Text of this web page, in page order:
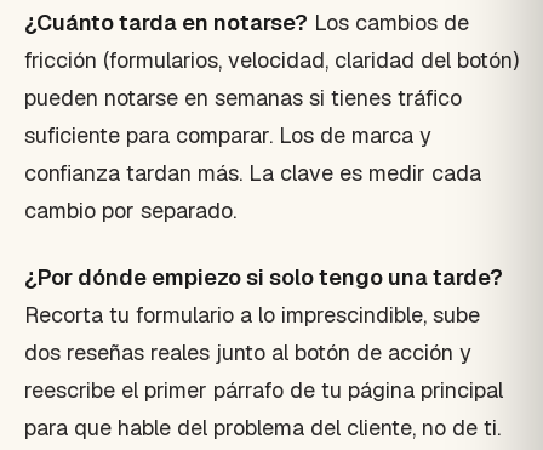
¿Cuánto tarda en notarse? Los cambios de
fricción (formularios, velocidad, claridad del botón)
pueden notarse en semanas si tienes tráfico
suficiente para comparar. Los de marca y
confianza tardan más. La clave es medir cada
cambio por separado.
¿Por dónde empiezo si solo tengo una tarde?
Recorta tu formulario a lo imprescindible, sube
dos reseñas reales junto al botón de acción y
reescribe el primer párrafo de tu página principal
para que hable del problema del cliente, no de ti.